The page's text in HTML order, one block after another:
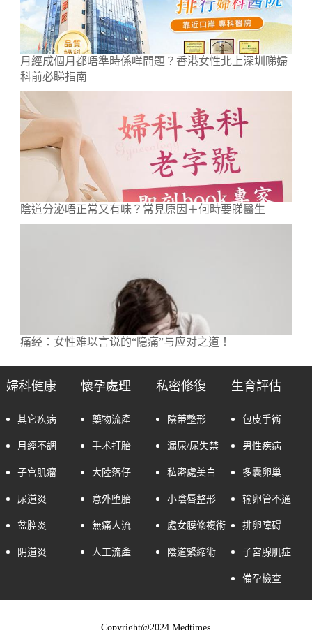
月經成個月都唔準時係咩問題？香港女性北上深圳睇婦
科前必睇指南
陰道分泌唔正常又有味？常見原因＋何時要睇醫生
痛经：女性难以言说的“隐痛”与应对之道！
婦科健康
其它疾病
月經不調
子宫肌瘤
尿道炎
盆腔炎
阴道炎
懷孕處理
藥物流產
手术打胎
大陸落仔
意外堕胎
無痛人流
人工流產
私密修復
陰蒂整形
漏尿/尿失禁
私密處美白
小陰唇整形
處女膜修複術
陰道緊縮術
生育評估
包皮手術
男性疾病
多囊卵巢
输卵管不通
排卵障碍
子宮腺肌症
備孕檢查
Copyright@2024 Medtimes